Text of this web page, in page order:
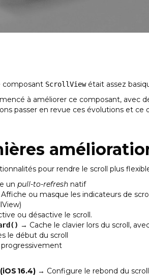
composant ScrollViewétait assez
à améliorer ce composant, avec
passer en revue ces évolutions et ce
pour rendre le scroll plus
un pull-to-refreshnatif
ou masque les indicateurs de
ou désactive le scroll.
→ Cache le clavier lors du scroll,
le début du scroll
16.4)→ Configure le rebond du